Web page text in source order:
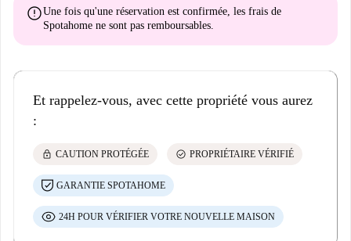
errorUne fois qu'une réservation est confirmée, les frais de
Spotahome ne sont pas remboursables.
Et rappelez-vous, avec cette propriété vous aurez
:
lock CAUTION PROTÉGÉE check_circle PROPRIÉTAIRE VÉRIFIÉ
GARANTIE SPOTAHOME
24H POUR VÉRIFIER VOTRE NOUVELLE MAISON